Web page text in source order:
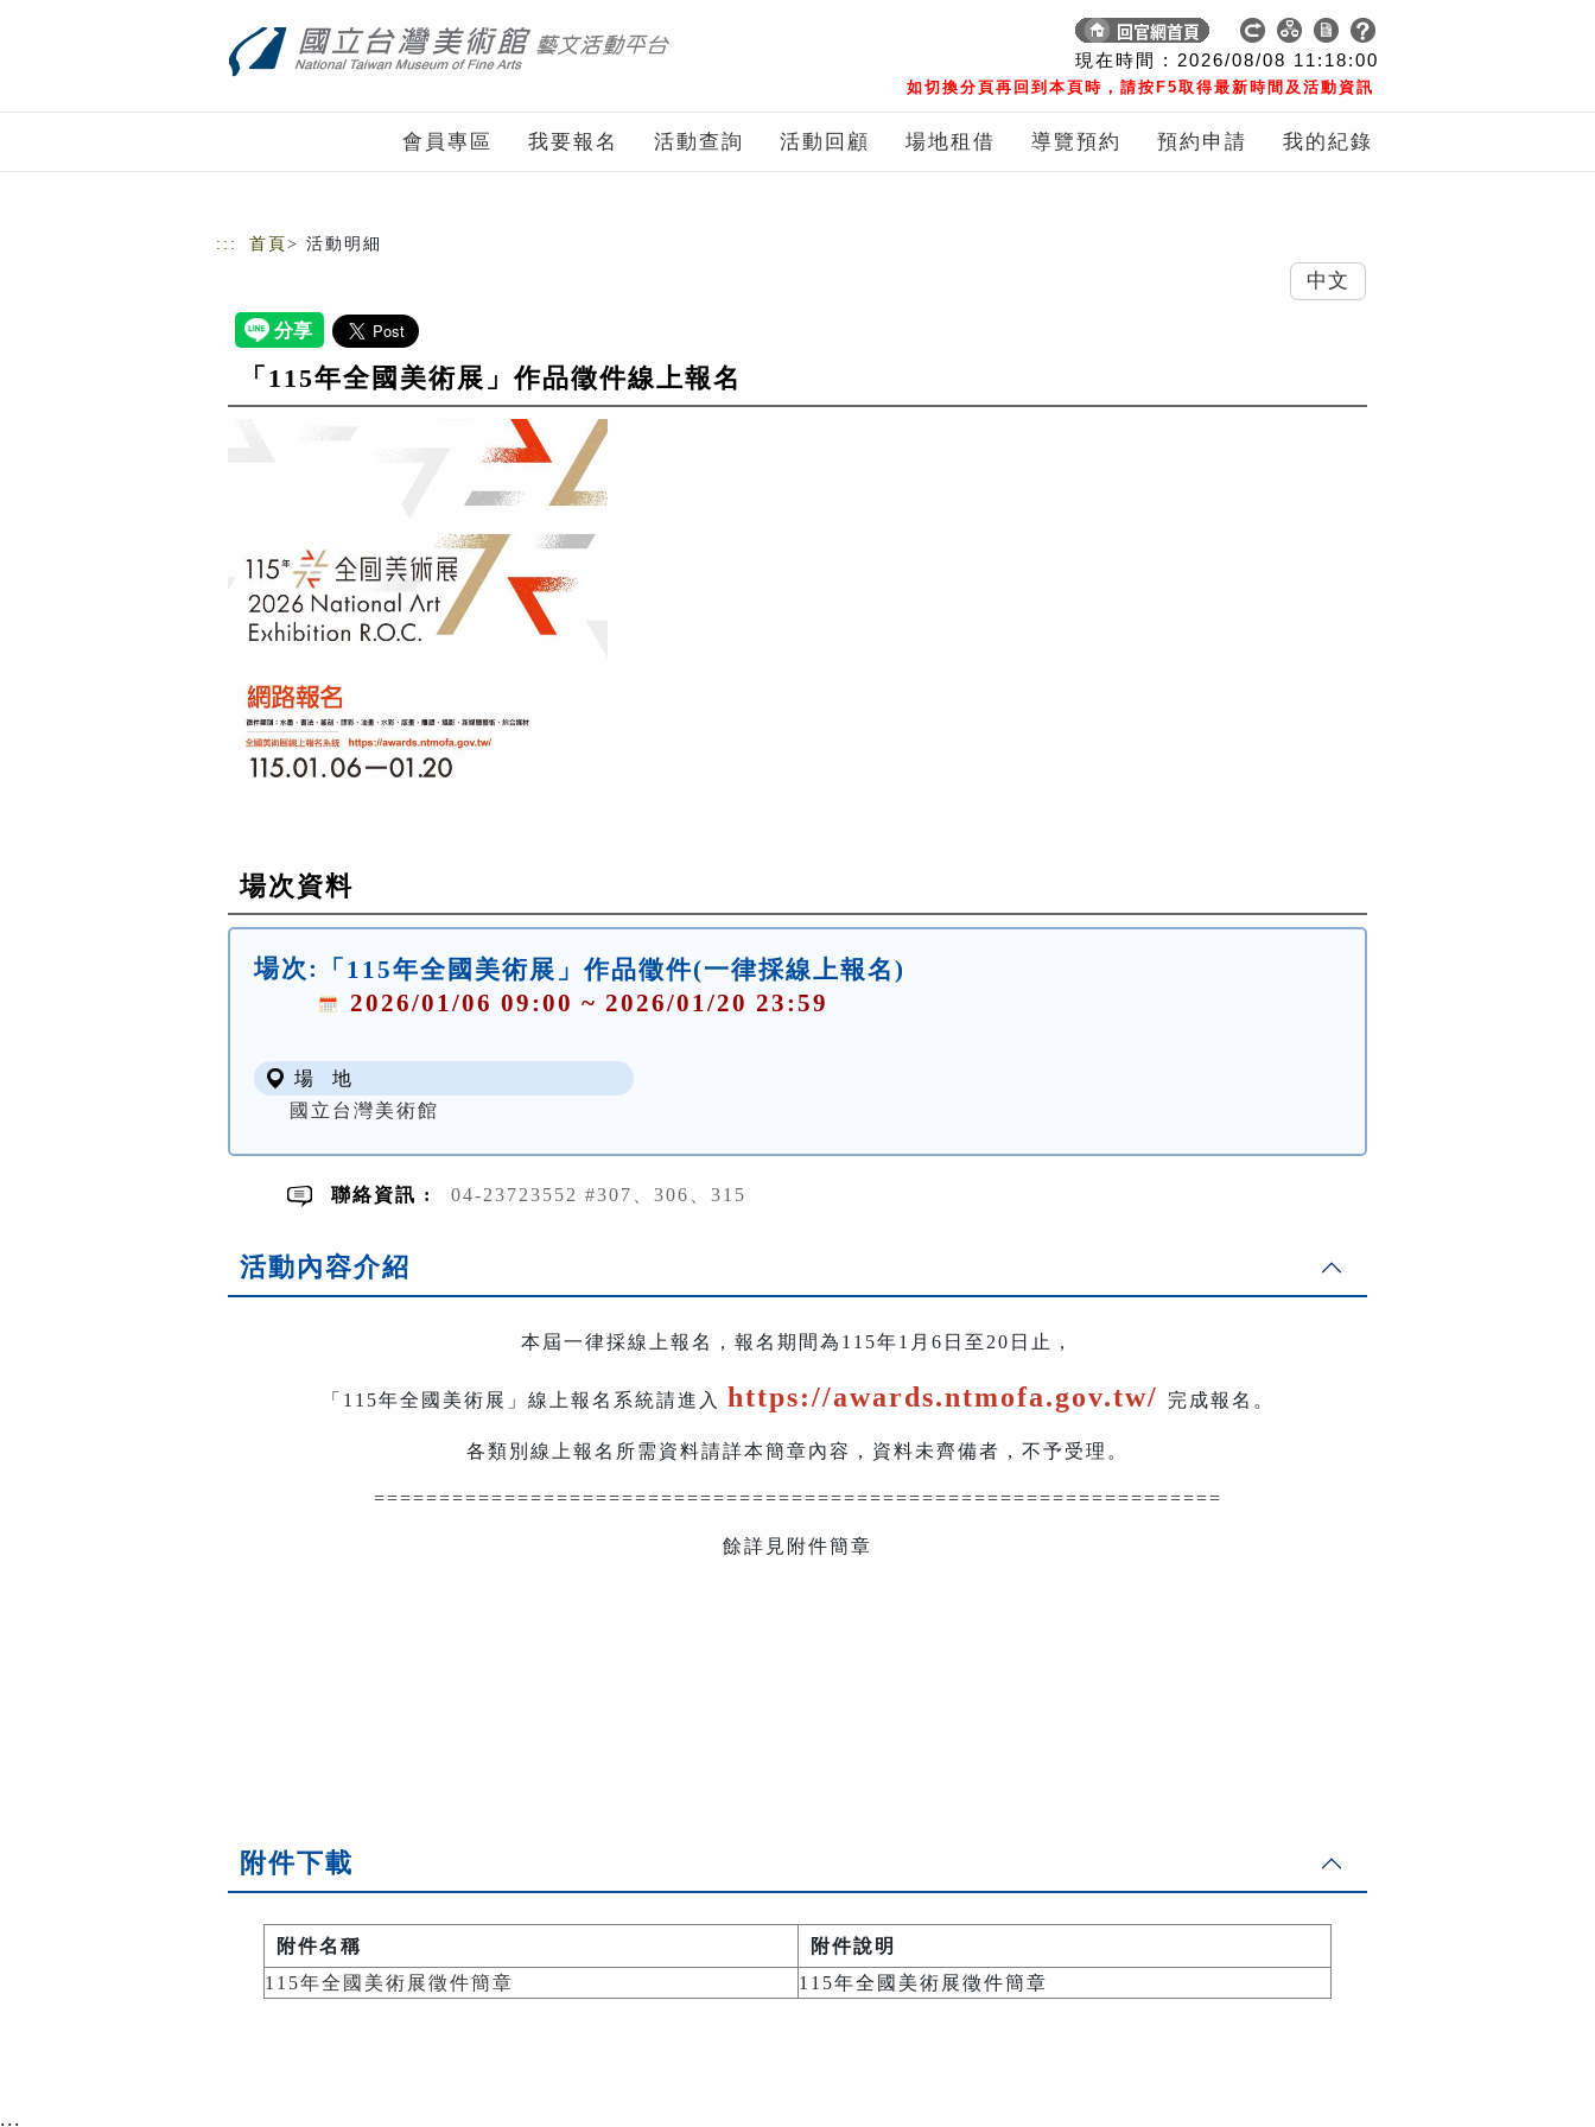
現在時間 : 2026/08/08 11:18:00
如切換分頁再回到本頁時，請按F5取得最新時間及活動資訊
會員專區 我要報名 活動查詢 活動回顧 場地租借 導覽預約 預約申請 我的紀錄
::: 首頁 > 活動明細
「115年全國美術展」作品徵件線上報名
場次資料
場次:
「115年全國美術展」作品徵件(一律採線上報名)
2026/01/06 09:00 ~ 2026/01/20 23:59
場 地
國立台灣美術館
聯絡資訊 : 04-23723552 #307、306、315
活動內容介紹
本屆一律採線上報名，報名期間為115年1月6日至20日止，
「115年全國美術展」線上報名系統請進入 https://awards.ntmofa.gov.tw/ 完成報名。
各類別線上報名所需資料請詳本簡章內容，資料未齊備者，不予受理。
=================================================================
餘詳見附件簡章
附件下載
附件名稱
附件說明
115年全國美術展徵件簡章
115年全國美術展徵件簡章